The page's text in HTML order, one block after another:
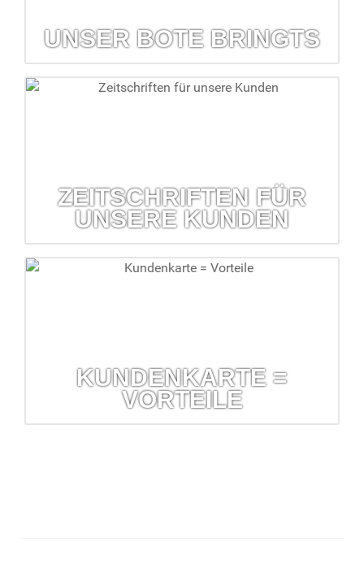
UNSER BOTE BRINGTS
Unser Bote bringts
ZEITSCHRIFTEN FÜR
UNSERE KUNDEN
Zeitschriften für unsere Kunden
KUNDENKARTE =
VORTEILE